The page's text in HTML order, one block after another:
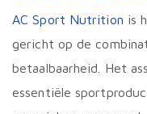
AC Sport Nutrition is
gericht op de
betaalbaarheid. Het
essentiële